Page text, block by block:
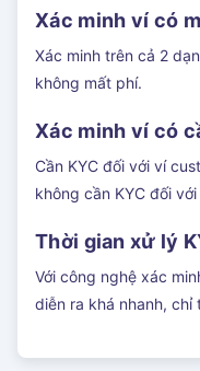
Xác minh ví có
Xác minh trên cả 2
không mất phí.
Xác minh ví có
Cần KYC đối với ví
không cần KYC đối
Thời gian xử lý
Với công nghệ xác
diễn ra khá nhanh,